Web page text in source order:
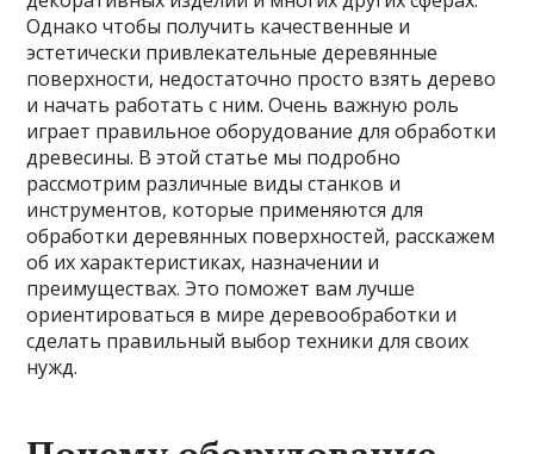
Однако чтобы получить качественные и
эстетически привлекательные деревянные
поверхности, недостаточно просто взять дерево
и начать работать с ним. Очень важную роль
играет правильное оборудование для обработки
древесины. В этой статье мы подробно
рассмотрим различные виды станков и
инструментов, которые применяются для
обработки деревянных поверхностей, расскажем
об их характеристиках, назначении и
преимуществах. Это поможет вам лучше
ориентироваться в мире деревообработки и
сделать правильный выбор техники для своих
нужд.